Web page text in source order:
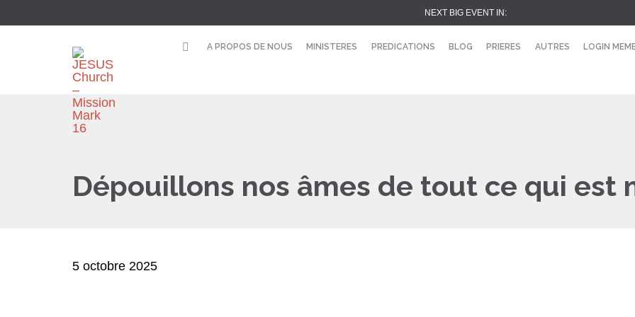
NEXT BIG EVENT IN:
A PROPOS DE NOUS MINISTERES PREDICATIONS BLOG PRIERES AUTRES LOGIN
Dépouillons nos âmes de tout ce qui est
5 octobre 2025